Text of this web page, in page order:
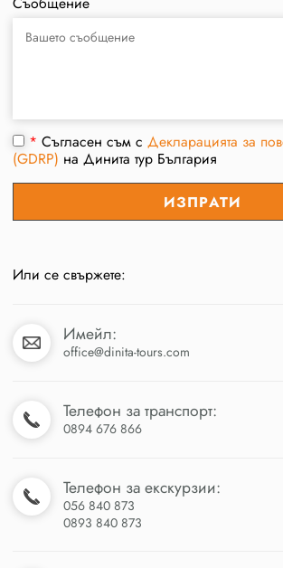
*Съгласен съм сДекларацията за
(GDRP) на Динита тур България
Или се свържете:
Имейл:
office@dinita-tours.com
Телефон за транспорт:
0894 676 866
Телефон за екскурзии:
056 840 873
0893 840 873